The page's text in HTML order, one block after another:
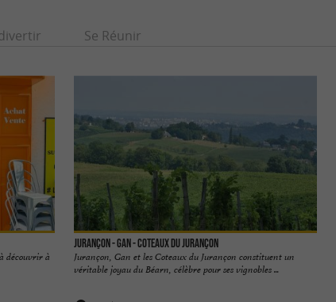
Se Réunir
découvrir à
Jurançon - Gan - Coteaux du Jurançon
Jurançon, Gan et les Coteaux du Jurançon constituent un
véritable joyau du Béarn, célèbre pour ses vignobles ...